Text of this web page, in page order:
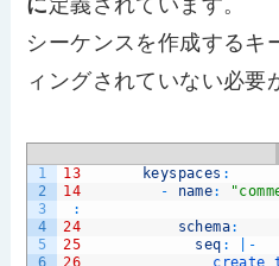
シーケンスを作成するキ
ィングされていない必要
1
2
3
4
5
6
13 keyspaces :
14
- name:
:
24
schema:
25
seq :
-
26
create